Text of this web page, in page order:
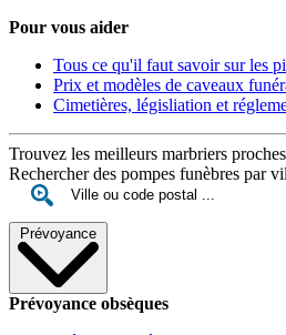
Pour vous aider
Tous ce qu'il faut savoir sur les
Prix et modèles de caveaux
Cimetières, législiation et
Trouvez les meilleurs marbriers
Rechercher des pompes funèbres par
Prévoyance
Prévoyance obsèques